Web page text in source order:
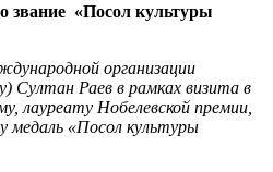
звание «Посол культуры
организации
Султан Раев в рамках визита в
лауреату Нобелевской премии,
медаль «Посол культуры